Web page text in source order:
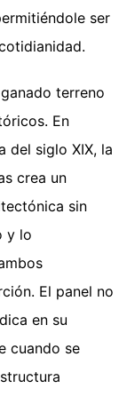
ser
terreno
En
del siglo XIX, la
crea un
sin
y lo
El panel no
en su
cuando se